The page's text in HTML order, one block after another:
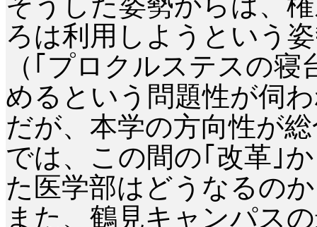
ろは利用しようという
（｢プロクルステスの
めるという問題性が伺
だが、本学の方向性が
では、この間の｢改革｣
た医学部はどうなるの
また、鶴見キャンパス